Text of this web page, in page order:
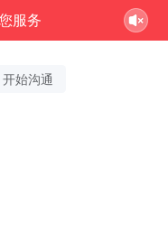
服务
始沟通